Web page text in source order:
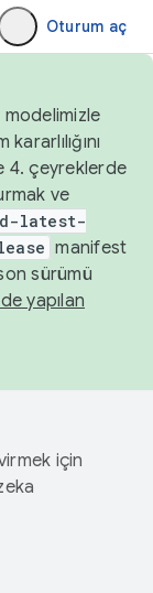
Oturum aç
4. çeyreklerde
ve
latest-
manifest
sürümü
yapılan
için